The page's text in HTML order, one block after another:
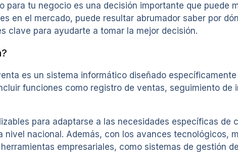
para tu negocio es una decisión importante que puede
en el mercado, puede resultar abrumador saber por
clave para ayudarte a tomar la mejor decisión.
es un sistema informático diseñado
funciones como registro de ventas, seguimiento de
para adaptarse a las necesidades específicas de
nivel nacional. Además, con los avances tecnológicos,
empresariales, como sistemas de gestión